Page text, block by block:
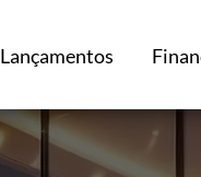
Lançamentos